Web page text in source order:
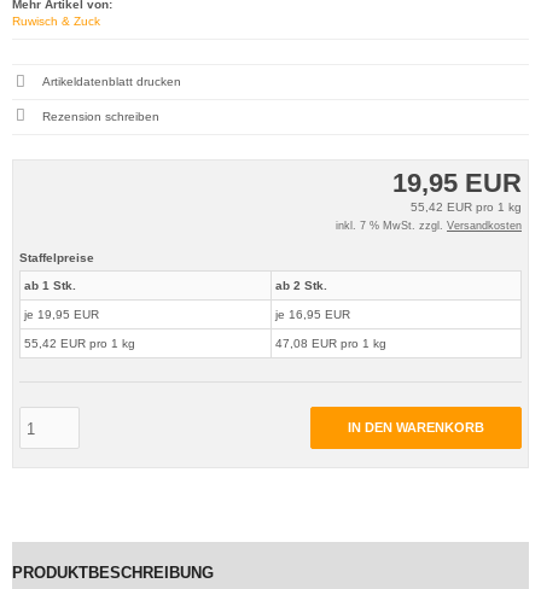
19,95 EUR
55,42 EUR pro 1 kg
inkl. 7 % MwSt. zzgl. Versandkosten
Staffelpreise
ab 1 Stk.
je 19,95 EUR
55,42 EUR pro 1 kg
ab 2 Stk.
je 16,95 EUR
47,08 EUR pro 1 kg
IN DEN WARENKORB
Mehr Artikel von:
Ruwisch & Zuck
Artikeldatenblatt drucken
Rezension schreiben
PRODUKTBESCHREIBUNG